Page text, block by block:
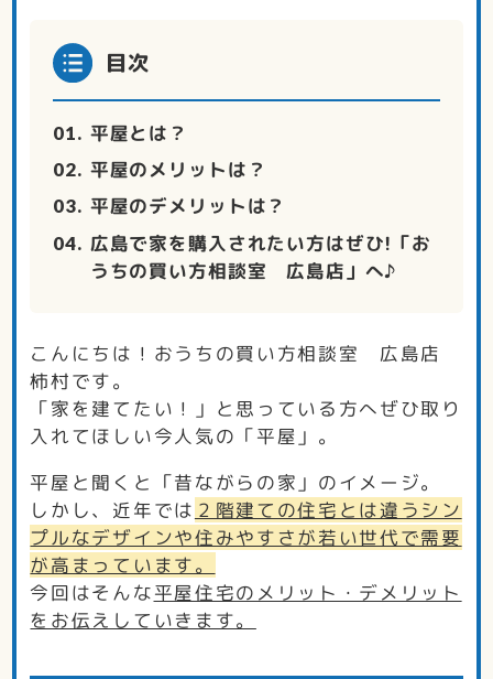
目次
平屋とは？
平屋のメリットは？
平屋のデメリットは？
広島で家を購入されたい方はぜひ!「お
うちの買い方相談室 広島店」へ♪
こんにちは！おうちの買い方相談室 広島店
柿村です。
「家を建てたい！」と思っている方へぜひ取り
入れてほしい今人気の「平屋」。
平屋と聞くと「昔ながらの家」のイメージ。
しかし、近年では ２階建ての住宅とは違うシン
プルなデザインや住みやすさが若い世代で需要
が高まっています。
今回はそんな平屋住宅のメリット・デメリット
をお伝えしていきます。